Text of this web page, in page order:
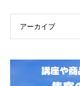
アーカイブ